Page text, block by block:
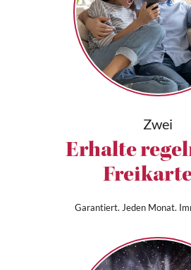
Zwei
Erhalte
Garantiert. Jeden Monat.